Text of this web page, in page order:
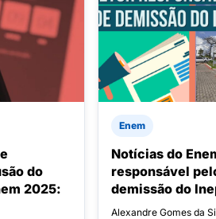
do
2025:
Enem
Notícias do
responsável
demissão do
Alexandre Gomes da